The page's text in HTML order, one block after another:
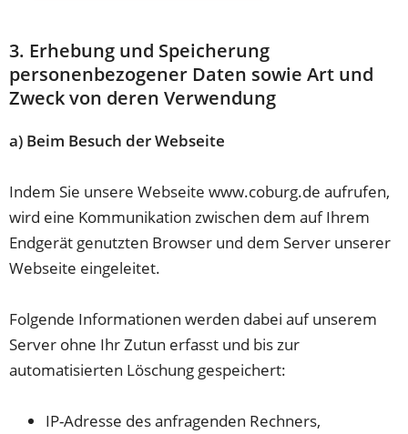
3. Erhebung und Speicherung
personenbezogener Daten sowie Art und
Zweck von deren Verwendung
a) Beim Besuch der Webseite
Indem Sie unsere Webseite www.coburg.de aufrufen,
wird eine Kommunikation zwischen dem auf Ihrem
Endgerät genutzten Browser und dem Server unserer
Webseite eingeleitet.
Folgende Informationen werden dabei auf unserem
Server ohne Ihr Zutun erfasst und bis zur
automatisierten Löschung gespeichert:
IP-Adresse des anfragenden Rechners,